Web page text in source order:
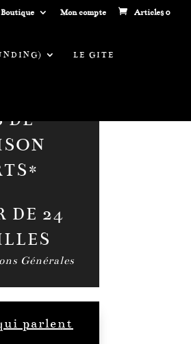
Boutique Mon compte Articles 0
LE GITE
DE
DE 24
Générales
parlent